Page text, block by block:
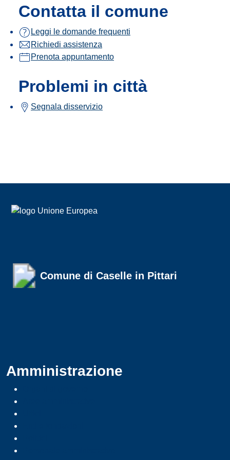
Contatta il comune
Leggi le domande frequenti
Richiedi assistenza
Prenota appuntamento
Problemi in città
Segnala disservizio
Comune di Caselle in Pittari
Amministrazione